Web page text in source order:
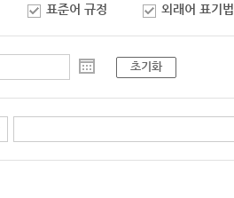
표준어 규정 외래어 표기법
초기화